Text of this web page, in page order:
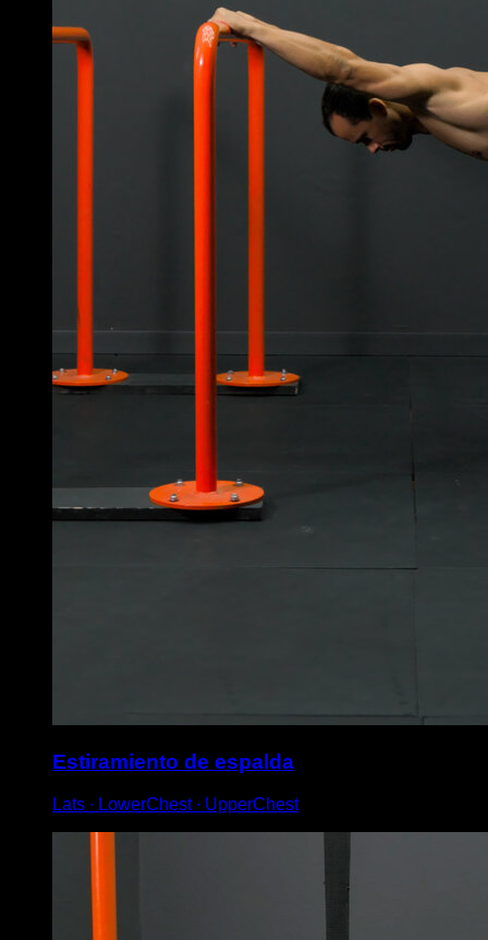
Estiramiento de espalda
Lats ∙ LowerChest ∙ UpperChest